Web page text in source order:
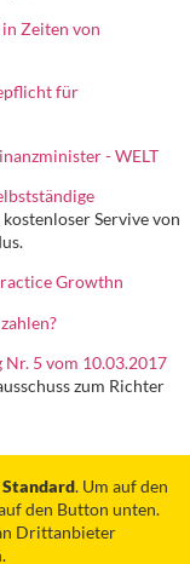
Zeiten von
für
- WELT
kostenloser Servive von
Growthn
5 vom 10.03.2017
zum Richter
Standard. Um auf den
den Button unten.
Drittanbieter